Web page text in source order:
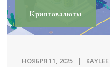
Криптовалюты
НОЯБРЯ 11, 2025